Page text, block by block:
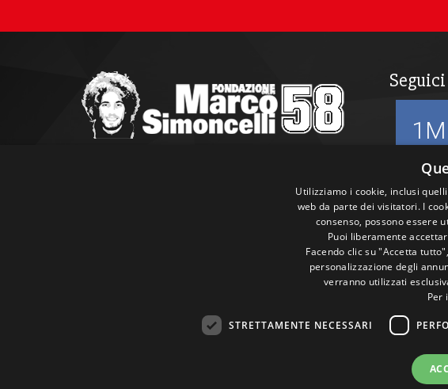
info@marcosimoncellifondazione.it
1M
Utilizziamo i cookie, inclusi
web da parte dei visitatori. I
consenso, possono essere
Puoi liberamente
Facendo clic su "Accetta
personalizzazione degli
verranno utilizzati
Per
STRETTAMENTE NECESSARI